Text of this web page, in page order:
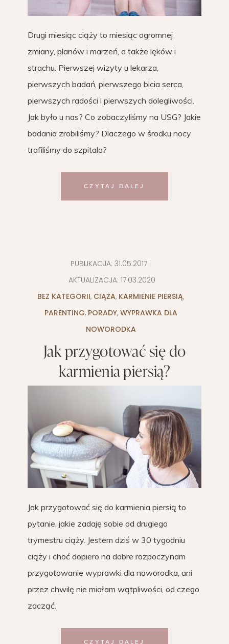
Drugi miesiąc ciąży to miesiąc ogromnej
zmiany, planów i marzeń, a także lęków i
strachu. Pierwszej wizyty u lekarza,
pierwszych badań, pierwszego bicia serca,
pierwszych radości i pierwszych dolegliwości.
Jak było u nas? Co zobaczyliśmy na USG? Jakie
badania zrobiliśmy? Dlaczego w środku nocy
trafiliśmy do szpitala?
CZYTAJ DALEJ
PUBLIKACJA: 31.05.2017 |
AKTUALIZACJA: 17.03.2020
BEZ KATEGORII, CIĄŻA, KARMIENIE PIERSIĄ,
PARENTING, PORADY, WYPRAWKA DLA
NOWORODKA
Jak przygotować się do
karmienia piersią?
Jak przygotować się do karmienia piersią to
pytanie, jakie zadaję sobie od drugiego
trymestru ciąży. Jestem dziś w 30 tygodniu
ciąży i choć dopiero na dobre rozpoczynam
przygotowanie wyprawki dla noworodka, ani
przez chwilę nie miałam wątpliwości, od czego
zacząć.
CZYTAJ DALEJ